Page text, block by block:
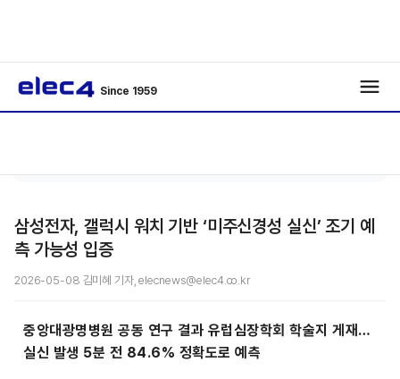
Since 1959
삼성전자, 갤럭시 워치 기반 ‘미주신경성 실신’ 조기 예
측 가능성 입증
2026-05-08 김미혜 기자, elecnews@elec4.co.kr
중앙대광명병원 공동 연구 결과 유럽심장학회 학술지 게재…
실신 발생 5분 전 84.6% 정확도로 예측